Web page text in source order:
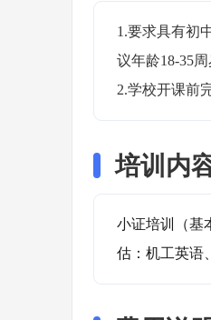
1.要求具有初
议年龄18-35周
2.学校开课前
培训内
小证培训（基
估：机工英语